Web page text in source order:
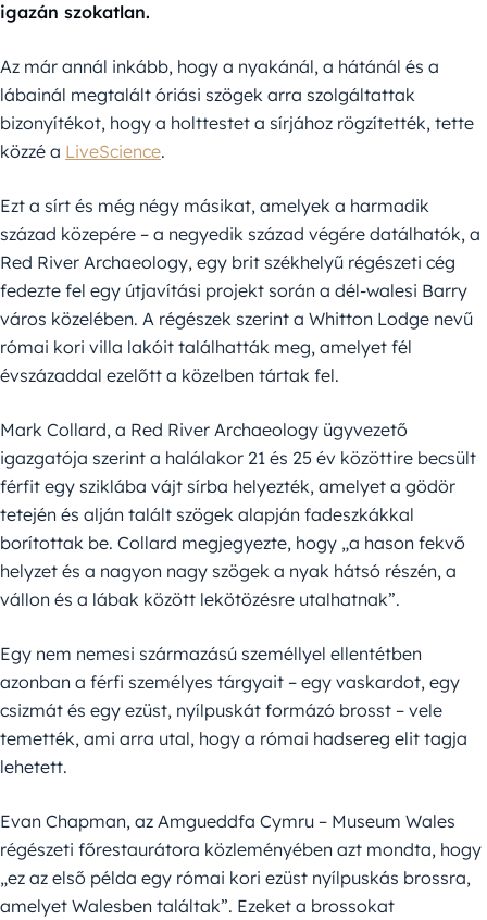
igazán szokatlan.
Az már annál inkább, hogy a nyakánál, a hátánál és a
lábainál megtalált óriási szögek arra szolgáltattak
bizonyítékot, hogy a holttestet a sírjához rögzítették, tette
közzé a LiveScience.
Ezt a sírt és még négy másikat, amelyek a harmadik
század közepére – a negyedik század végére datálhatók, a
Red River Archaeology, egy brit székhelyű régészeti cég
fedezte fel egy útjavítási projekt során a dél-walesi Barry
város közelében. A régészek szerint a Whitton Lodge nevű
római kori villa lakóit találhatták meg, amelyet fél
évszázaddal ezelőtt a közelben tártak fel.
Mark Collard, a Red River Archaeology ügyvezető
igazgatója szerint a halálakor 21 és 25 év közöttire becsült
férfit egy sziklába vájt sírba helyezték, amelyet a gödör
tetején és alján talált szögek alapján fadeszkákkal
borítottak be. Collard megjegyezte, hogy „a hason fekvő
helyzet és a nagyon nagy szögek a nyak hátsó részén, a
vállon és a lábak között lekötözésre utalhatnak”.
Egy nem nemesi származású személlyel ellentétben
azonban a férfi személyes tárgyait – egy vaskardot, egy
csizmát és egy ezüst, nyílpuskát formázó brosst – vele
temették, ami arra utal, hogy a római hadsereg elit tagja
lehetett.
Evan Chapman, az Amgueddfa Cymru – Museum Wales
régészeti főrestaurátora közleményében azt mondta, hogy
„ez az első példa egy római kori ezüst nyílpuskás brossra,
amelyet Walesben találtak”. Ezeket a brossokat